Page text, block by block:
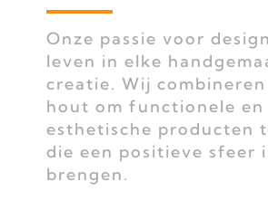
Onze passie voor
leven in elke
creatie. Wij
hout om functionele en
esthetische producten
die een positieve sfeer
brengen.